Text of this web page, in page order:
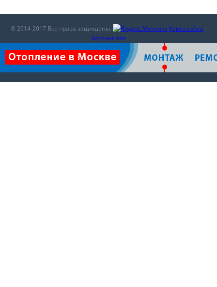
© 2014-2017 Все права защищены. Карта сайта -
Хостинг >>>